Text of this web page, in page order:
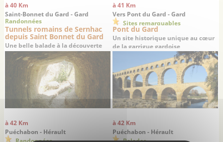
à 40 Km
Saint-Bonnet du Gard - Gard
Randonnées
Tunnels romains de Sernhac
depuis Saint Bonnet du Gard
Une belle balade à la découverte
des vestiges d’un aqueduc romain
du 1er siècle
à 41 Km
Vers Pont du Gard - Gard
Sites remarquables
Pont du Gard
Un site historique unique au cœur
de la garrigue gardoise
à 42 Km
Puéchabon - Hérault
à 42 Km
Puéchabon - Hérault